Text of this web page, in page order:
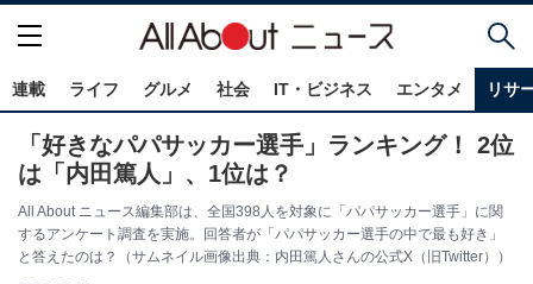
連載 ライフ グルメ 社会 IT・ビジネス エンタメ リサ
「好きなパパサッカー選手」ランキング！ 2位
は「内田篤人」、1位は？
All About ニュース編集部は、全国398人を対象に「パパサッカー選手」に関
するアンケート調査を実施。回答者が「パパサッカー選手の中で最も好き」
と答えたのは？（サムネイル画像出典：内田篤人さんの公式X（旧Twitter））